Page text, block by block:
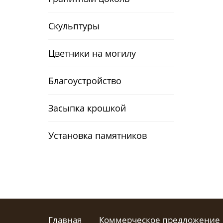
Скульптуры
Цветники на могилу
Благоустройство
Засыпка крошкой
Установка памятников
Главная Коммерческое предложение